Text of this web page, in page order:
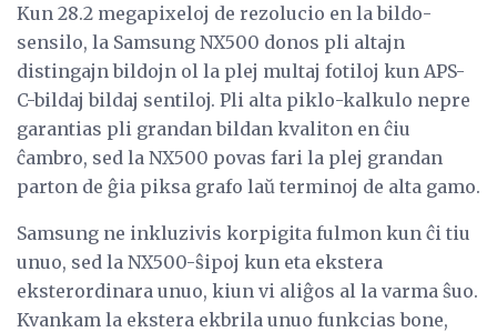
Kun 28.2 megapixeloj de rezolucio en la bildo-
sensilo, la Samsung NX500 donos pli altajn
distingajn bildojn ol la plej multaj fotiloj kun APS-
C-bildaj bildaj sentiloj. Pli alta piklo-kalkulo nepre
garantias pli grandan bildan kvaliton en ĉiu
ĉambro, sed la NX500 povas fari la plej grandan
parton de ĝia piksa grafo laŭ terminoj de alta gamo.
Samsung ne inkluzivis korpigita fulmon kun ĉi tiu
unuo, sed la NX500-ŝipoj kun eta ekstera
eksterordinara unuo, kiun vi aliĝos al la varma ŝuo.
Kvankam la ekstera ekbrila unuo funkcias bone,